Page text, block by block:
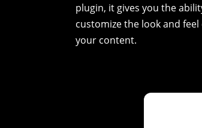
plugin, it gives you the
customize the look and feel
your content.